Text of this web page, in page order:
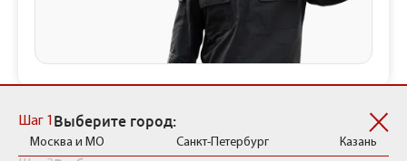
Шаг 1 Выберите город:
Москва и МО Санкт-Петербург Казань